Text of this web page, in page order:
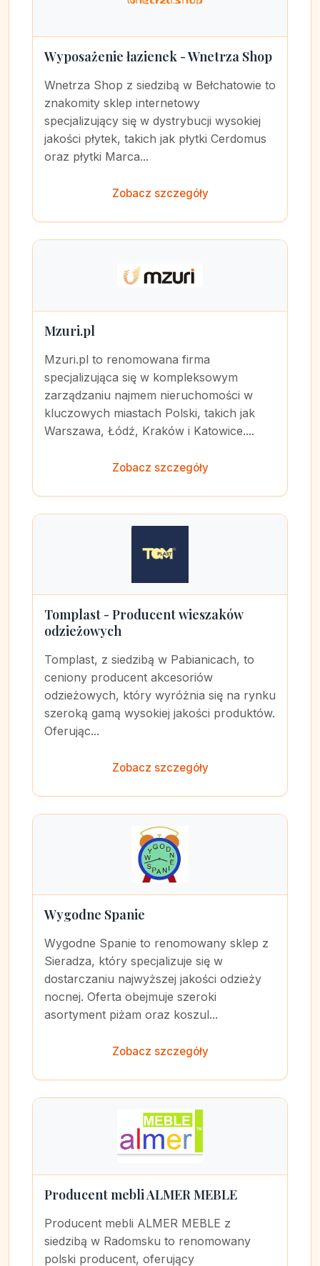
Wyposażenie łazienek - Wnetrza Shop
Wnetrza Shop z siedzibą w Bełchatowie to
znakomity sklep internetowy
specjalizujący się w dystrybucji wysokiej
jakości płytek, takich jak płytki Cerdomus
oraz płytki Marca...
Zobacz szczegóły
Mzuri.pl
Mzuri.pl to renomowana firma
specjalizująca się w kompleksowym
zarządzaniu najmem nieruchomości w
kluczowych miastach Polski, takich jak
Warszawa, Łódź, Kraków i Katowice....
Zobacz szczegóły
Tomplast - Producent wieszaków
odzieżowych
Tomplast, z siedzibą w Pabianicach, to
ceniony producent akcesoriów
odzieżowych, który wyróżnia się na rynku
szeroką gamą wysokiej jakości produktów.
Oferując...
Zobacz szczegóły
Wygodne Spanie
Wygodne Spanie to renomowany sklep z
Sieradza, który specjalizuje się w
dostarczaniu najwyższej jakości odzieży
nocnej. Oferta obejmuje szeroki
asortyment piżam oraz koszul...
Zobacz szczegóły
Producent mebli ALMER MEBLE
Producent mebli ALMER MEBLE z
siedzibą w Radomsku to renomowany
polski producent, oferujący